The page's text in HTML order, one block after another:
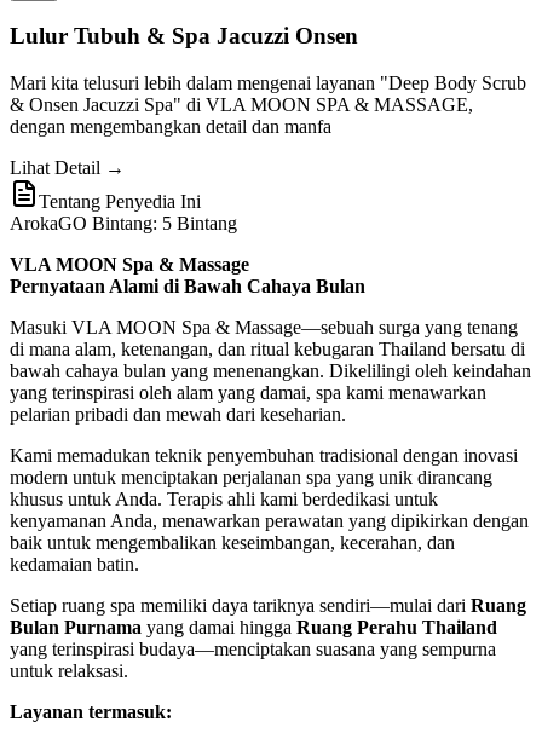
Lulur Tubuh & Spa Jacuzzi Onsen
Mari kita telusuri lebih dalam mengenai layanan "Deep Body Scrub
& Onsen Jacuzzi Spa" di VLA MOON SPA & MASSAGE,
dengan mengembangkan detail dan manfa
Lihat Detail →
Tentang Penyedia Ini
ArokaGO Bintang: 5 Bintang
VLA MOON Spa & Massage
Pernyataan Alami di Bawah Cahaya Bulan
Masuki VLA MOON Spa & Massage—sebuah surga yang tenang
di mana alam, ketenangan, dan ritual kebugaran Thailand bersatu di
bawah cahaya bulan yang menenangkan. Dikelilingi oleh keindahan
yang terinspirasi oleh alam yang damai, spa kami menawarkan
pelarian pribadi dan mewah dari keseharian.
Kami memadukan teknik penyembuhan tradisional dengan inovasi
modern untuk menciptakan perjalanan spa yang unik dirancang
khusus untuk Anda. Terapis ahli kami berdedikasi untuk
kenyamanan Anda, menawarkan perawatan yang dipikirkan dengan
baik untuk mengembalikan keseimbangan, kecerahan, dan
kedamaian batin.
Setiap ruang spa memiliki daya tariknya sendiri—mulai dari Ruang
Bulan Purnama yang damai hingga Ruang Perahu Thailand
yang terinspirasi budaya—menciptakan suasana yang sempurna
untuk relaksasi.
Layanan termasuk: